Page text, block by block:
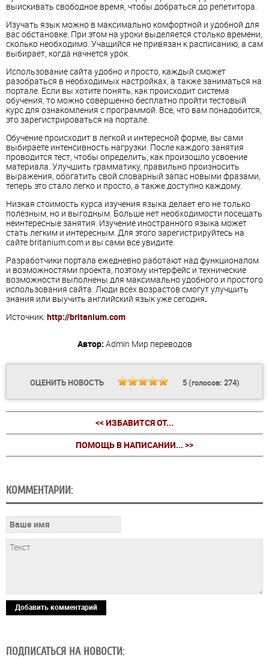
выискивать свободное время, чтобы добраться до репетитора.
Изучать язык можно в максимально комфортной и удобной для
вас обстановке. При этом на уроки выделяется столько времени,
сколько необходимо. Учащийся не привязан к расписанию, а сам
выбирает, когда начнется урок.
Использование сайта удобно и просто, каждый сможет
разобраться в необходимых настройках, а также заниматься на
портале. Если вы хотите понять, как происходит система
обучения, то можно совершенно бесплатно пройти тестовый
курс для ознакомления с программой. Все, что вам понадобится,
это зарегистрироваться на портале.
Обучение происходит в легкой и интересной форме, вы сами
выбираете интенсивность нагрузки. После каждого занятия
проводится тест, чтобы определить, как произошло усвоение
материала. Улучшить грамматику, правильно произносить
выражения, обогатить свой словарный запас новыми фразами,
теперь это стало легко и просто, а также доступно каждому.
Низкая стоимость курса изучения языка делает его не только
полезным, но и выгодным. Больше нет необходимости посещать
неинтересные занятия. Изучение иностранного языка может
стать легким и интересным. Для этого зарегистрируйтесь на
сайте britanium.com и вы сами все увидите.
Разработчики портала ежедневно работают над функционалом
и возможностями проекта, поэтому интерфейс и технические
возможности выполнены для максимально удобного и простого
использования сайта. Люди всех возрастов смогут улучшить
знания или выучить английский язык уже сегодня.
Источник: http://britanium.com
Автор: Admin Мир переводов
ОЦЕНИТЬ НОВОСТЬ 5(голосов: 274)
<< ИЗБАВИТСЯ ОТ...
ПОМОЩЬ В НАПИСАНИИ... >>
КОММЕНТАРИИ:
Добавить комментарий
ПОДПИСАТЬСЯ НА НОВОСТИ: